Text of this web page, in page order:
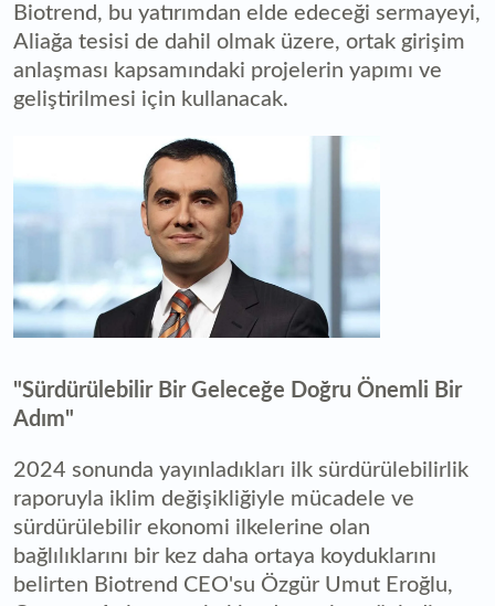
Biotrend, bu yatırımdan elde edeceği sermayeyi,
Aliağa tesisi de dahil olmak üzere, ortak girişim
anlaşması kapsamındaki projelerin yapımı ve
geliştirilmesi için kullanacak.
"Sürdürülebilir Bir Geleceğe Doğru Önemli Bir
Adım"
2024 sonunda yayınladıkları ilk sürdürülebilirlik
raporuyla iklim değişikliğiyle mücadele ve
sürdürülebilir ekonomi ilkelerine olan
bağlılıklarını bir kez daha ortaya koyduklarını
belirten Biotrend CEO'su Özgür Umut Eroğlu,